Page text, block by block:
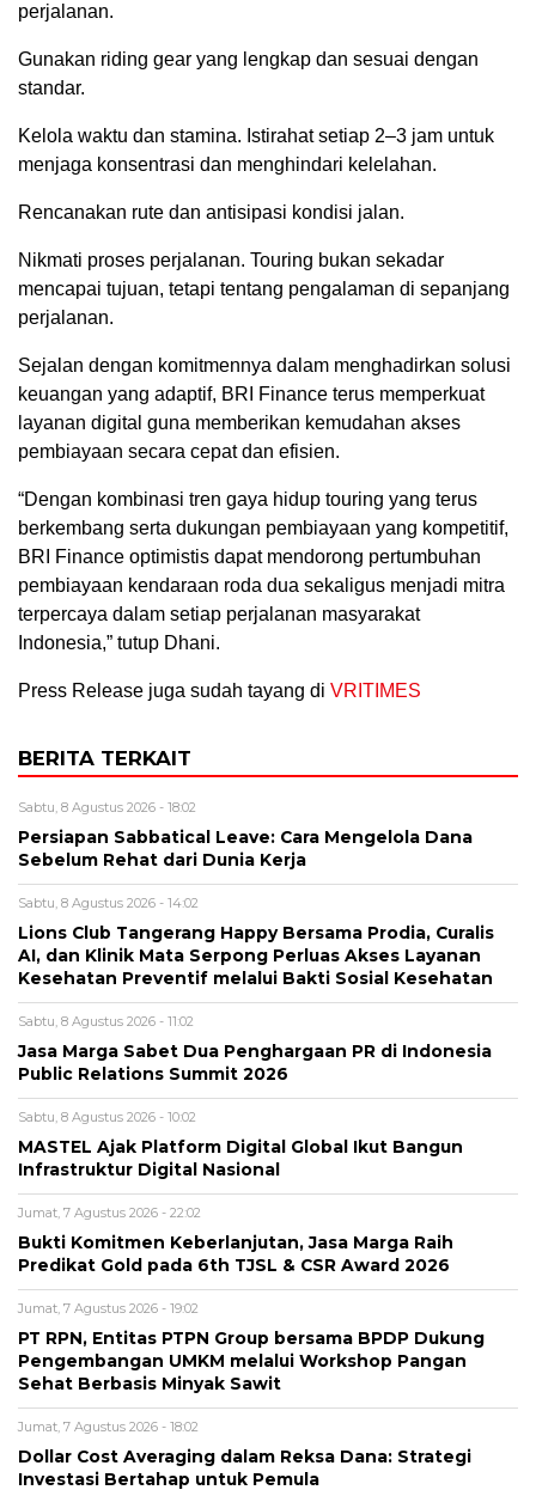
perjalanan.
Gunakan riding gear yang lengkap dan sesuai dengan
standar.
Kelola waktu dan stamina. Istirahat setiap 2–3 jam untuk
menjaga konsentrasi dan menghindari kelelahan.
Rencanakan rute dan antisipasi kondisi jalan.
Nikmati proses perjalanan. Touring bukan sekadar
mencapai tujuan, tetapi tentang pengalaman di sepanjang
perjalanan.
Sejalan dengan komitmennya dalam menghadirkan solusi
keuangan yang adaptif, BRI Finance terus memperkuat
layanan digital guna memberikan kemudahan akses
pembiayaan secara cepat dan efisien.
“Dengan kombinasi tren gaya hidup touring yang terus
berkembang serta dukungan pembiayaan yang kompetitif,
BRI Finance optimistis dapat mendorong pertumbuhan
pembiayaan kendaraan roda dua sekaligus menjadi mitra
terpercaya dalam setiap perjalanan masyarakat
Indonesia,” tutup Dhani.
Press Release juga sudah tayang di VRITIMES
BERITA TERKAIT
Sabtu, 8 Agustus 2026 - 18:02
Persiapan Sabbatical Leave: Cara Mengelola Dana
Sebelum Rehat dari Dunia Kerja
Sabtu, 8 Agustus 2026 - 14:02
Lions Club Tangerang Happy Bersama Prodia, Curalis
AI, dan Klinik Mata Serpong Perluas Akses Layanan
Kesehatan Preventif melalui Bakti Sosial Kesehatan
Sabtu, 8 Agustus 2026 - 11:02
Jasa Marga Sabet Dua Penghargaan PR di Indonesia
Public Relations Summit 2026
Sabtu, 8 Agustus 2026 - 10:02
MASTEL Ajak Platform Digital Global Ikut Bangun
Infrastruktur Digital Nasional
Jumat, 7 Agustus 2026 - 22:02
Bukti Komitmen Keberlanjutan, Jasa Marga Raih
Predikat Gold pada 6th TJSL & CSR Award 2026
Jumat, 7 Agustus 2026 - 19:02
PT RPN, Entitas PTPN Group bersama BPDP Dukung
Pengembangan UMKM melalui Workshop Pangan
Sehat Berbasis Minyak Sawit
Jumat, 7 Agustus 2026 - 18:02
Dollar Cost Averaging dalam Reksa Dana: Strategi
Investasi Bertahap untuk Pemula